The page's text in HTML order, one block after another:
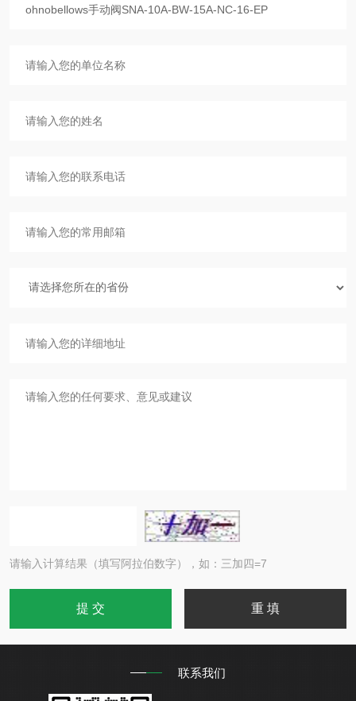
请输入计算结果（填写阿拉伯数字），如：三加四=7
联系我们